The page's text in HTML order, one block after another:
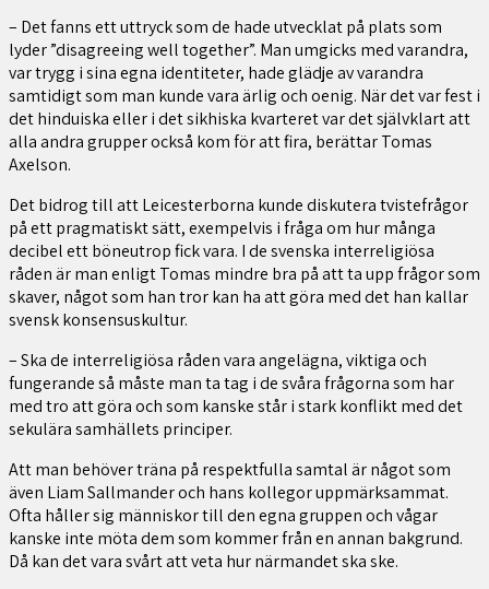
– Det fanns ett uttryck som de hade utvecklat på plats som
lyder ”disagreeing well together”. Man umgicks med varandra,
var trygg i sina egna identiteter, hade glädje av varandra
samtidigt som man kunde vara ärlig och oenig. När det var fest i
det hinduiska eller i det sikhiska kvarteret var det självklart att
alla andra grupper också kom för att fira, berättar Tomas
Axelson.
Det bidrog till att Leicesterborna kunde diskutera tvistefrågor
på ett pragmatiskt sätt, exempelvis i fråga om hur många
decibel ett böneutrop fick vara. I de svenska interreligiösa
råden är man enligt Tomas mindre bra på att ta upp frågor som
skaver, något som han tror kan ha att göra med det han kallar
svensk konsensuskultur.
– Ska de interreligiösa råden vara angelägna, viktiga och
fungerande så måste man ta tag i de svåra frågorna som har
med tro att göra och som kanske står i stark konflikt med det
sekulära samhällets principer.
Att man behöver träna på respektfulla samtal är något som
även Liam Sallmander och hans kollegor uppmärksammat.
Ofta håller sig människor till den egna gruppen och vågar
kanske inte möta dem som kommer från en annan bakgrund.
Då kan det vara svårt att veta hur närmandet ska ske.